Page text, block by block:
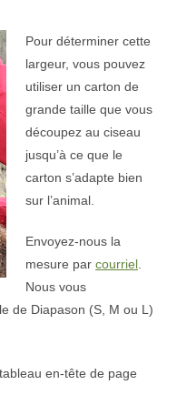
Pour déterminer cette
largeur, vous pouvez
utiliser un carton de
grande taille que vous
découpez au ciseau
jusqu’à ce que le
carton s’adapte bien
sur l’animal.
Envoyez-nous la
mesure par courriel
Nous vous
de Diapason (S, M ou L)
en-tête de page